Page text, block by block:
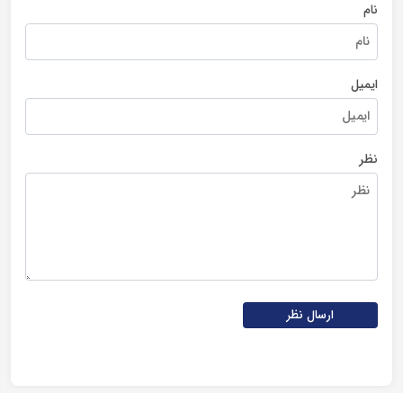
نام
ایمیل
نظر
ارسال نظر